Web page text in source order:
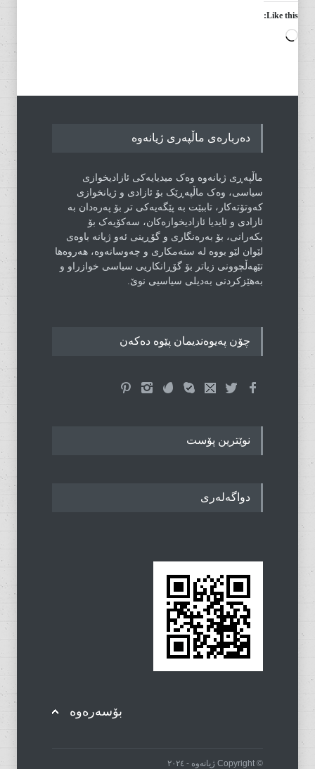
Like this:
Loading…
دەربارەی ماڵپەری ژیانەوە
ماڵپەڕی ژیانەوە وەک میدیایەکی ئازادیخوازی
سیاسی، وەک ماڵپەڕێک بۆ ئازادی و ژیانخوازی
کەوتۆتەکار، تاببێت بە پێگەیەکی تر بۆ پەرەدان بە
ئازادی و ئایدیا ئازادیخوازەکان، سەکۆیەک بۆ
بکەرانی، بۆ بەرەنگاری و گۆڕینی ئەو ژیانە باوەی
لێوان لێو بووە لە ستەمکاری و چەوسانەوە، هەروەها
تێهەڵچوونی زیاتر بۆ گۆڕانکاریی سیاسی خوازراو و
بەهێزکردنی بەدیلی سیاسیی نوێ.
چۆن پەیوەندیمان پێوە دەکەن
نوێترین پۆست
دواگەلەری
بۆسەرەوە
© Copyright ژیانەوە - ٢٠٢٤